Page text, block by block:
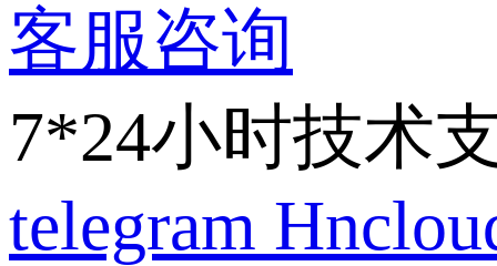
客服咨询
7*24小时技术
telegram